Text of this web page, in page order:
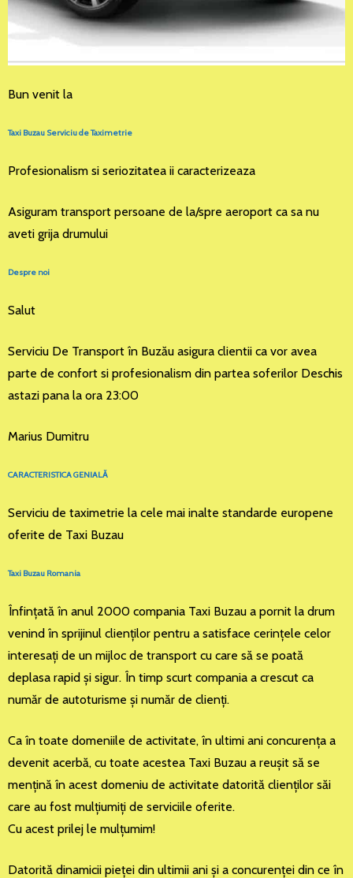
Bun venit la
Taxi Buzau Serviciu de Taximetrie
Profesionalism si seriozitatea ii caracterizeaza
Asiguram transport persoane de la/spre aeroport ca sa nu
aveti grija drumului
Despre noi
Salut
Serviciu De Transport în Buzău asigura clientii ca vor avea
parte de confort si profesionalism din partea soferilor Deschis
astazi pana la ora 23:00
Marius Dumitru
CARACTERISTICA GENIALĂ
Serviciu de taximetrie la cele mai inalte standarde europene
oferite de Taxi Buzau
Taxi Buzau Romania
Înfinţată în anul 2000 compania Taxi Buzau a pornit la drum
venind în sprijinul clienţilor pentru a satisface cerinţele celor
interesaţi de un mijloc de transport cu care să se poată
deplasa rapid şi sigur. În timp scurt compania a crescut ca
număr de autoturisme şi număr de clienţi.
Ca în toate domeniile de activitate, în ultimi ani concurenţa a
devenit acerbă, cu toate acestea Taxi Buzau a reuşit să se
menţină în acest domeniu de activitate datorită clienţilor săi
care au fost mulţiumiţi de serviciile oferite.
Cu acest prilej le mulţumim!
Datorită dinamicii pieţei din ultimii ani şi a concurenţei din ce în